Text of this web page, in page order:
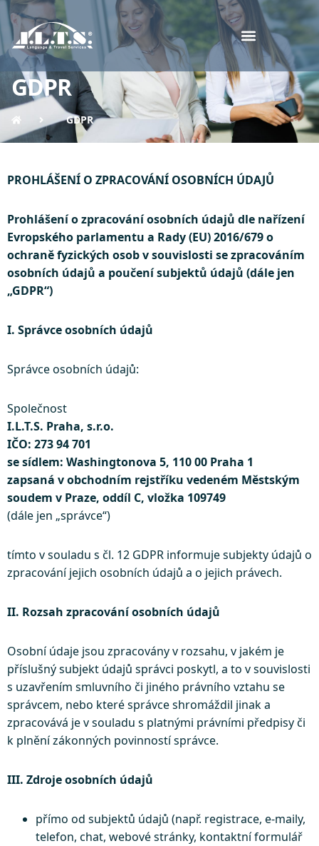
GDPR
GDPR
PROHLÁŠENÍ O ZPRACOVÁNÍ OSOBNÍCH ÚDAJŮ
Prohlášení o zpracování osobních údajů dle nařízení
Evropského parlamentu a Rady (EU) 2016/679 o
ochraně fyzických osob v souvislosti se zpracováním
osobních údajů a poučení subjektů údajů (dále jen
„GDPR“)
I. Správce osobních údajů
Správce osobních údajů:
Společnost
I.L.T.S. Praha, s.r.o.
IČO: 273 94 701
se sídlem: Washingtonova 5, 110 00 Praha 1
zapsaná v obchodním rejstříku vedeném Městským
soudem v Praze, oddíl C, vložka 109749
(dále jen „správce“)
tímto v souladu s čl. 12 GDPR informuje subjekty údajů o
zpracování jejich osobních údajů a o jejich právech.
II. Rozsah zpracování osobních údajů
Osobní údaje jsou zpracovány v rozsahu, v jakém je
příslušný subjekt údajů správci poskytl, a to v souvislosti
s uzavřením smluvního či jiného právního vztahu se
správcem, nebo které správce shromáždil jinak a
zpracovává je v souladu s platnými právními předpisy či
k plnění zákonných povinností správce.
III. Zdroje osobních údajů
přímo od subjektů údajů (např. registrace, e-maily,
telefon, chat, webové stránky, kontaktní formulář